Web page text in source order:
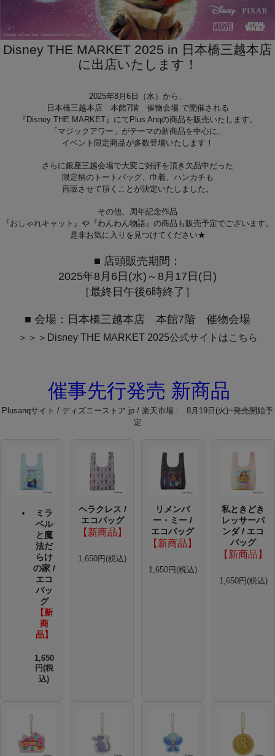
Disney THE MARKET 2025 in 日本橋三越本店
に出店いたします！
2025年8月6日（水）から、
日本橋三越本店 本館7階 催物会場 で開催される
『Disney THE MARKET』にてPlus Anqの商品を販売いたします。
「マジックアワー」がテーマの新商品を中心に、
イベント限定商品が多数登場いたします！
さらに銀座三越会場で大変ご好評を頂き欠品中だった
限定柄のトートバッグ、巾着、ハンカチも
再販させて頂くことが決定いたしました。
その他、周年記念作品
『おしゃれキャット』や『わんわん物語』の商品も販売予定でございます。
是非お気に入りを見つけてください★
■ 店頭販売期間：
2025年8月6日(水)～8月17日(日)
［最終日午後6時終了］
■ 会場：日本橋三越本店 本館7階 催物会場
＞＞＞Disney THE MARKET 2025公式サイトはこちら
催事先行発売 新商品
Plusanqサイト / ディズニーストア.jp / 楽天市場 : 8月19日(火)~発売開始予
定
ミラ
ベル
と魔
法だ
らけ
の家 /
エコ
バッ
グ
【新
商
品】
1,650
円(税
込)
ヘラクレス /
エコバッグ
【新商品】
1,650円(税込)
リメンバ
ー・ミー /
エコバッグ
【新商品】
1,650円(税込)
私ときどき
レッサーパ
ンダ / エコ
バッグ
【新商品】
1,650円(税込)